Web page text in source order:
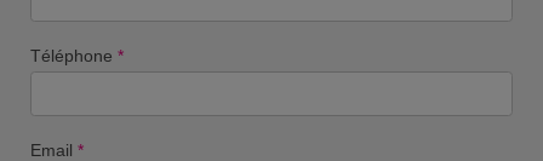
Téléphone *
Email *